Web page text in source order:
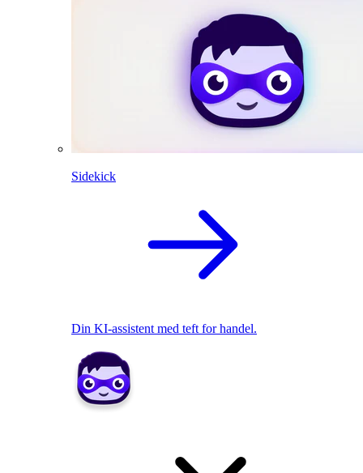
Sidekick
Din KI-assistent med teft for handel.